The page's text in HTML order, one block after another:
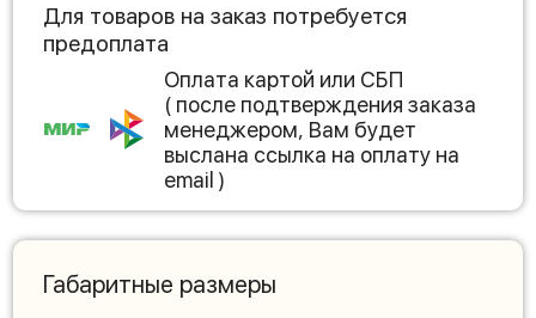
Для товаров на заказ потребуется
предоплата
Оплата картой или СБП
( после подтверждения заказа
менеджером, Вам будет
выслана ссылка на оплату на
email )
Габаритные размеры